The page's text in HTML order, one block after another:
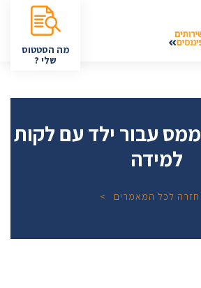
מה הסטטוס
שלי ?
ממס עבור ילד עם לקות
למידה
חזרה לכל המאמרים